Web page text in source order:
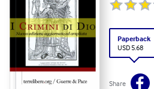
Paperback
USD 5.68
Share